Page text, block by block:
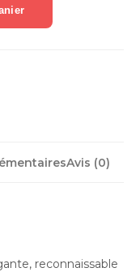
Avis (0)
reconnaissable